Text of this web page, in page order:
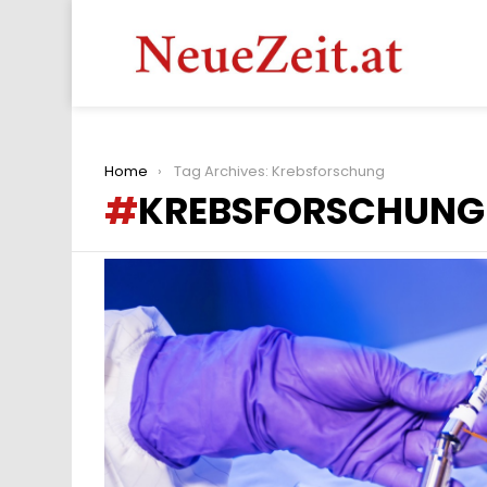
You are here:
Home Tag Archives: Krebsforschung
KREBSFORSCHUNG
STORIES